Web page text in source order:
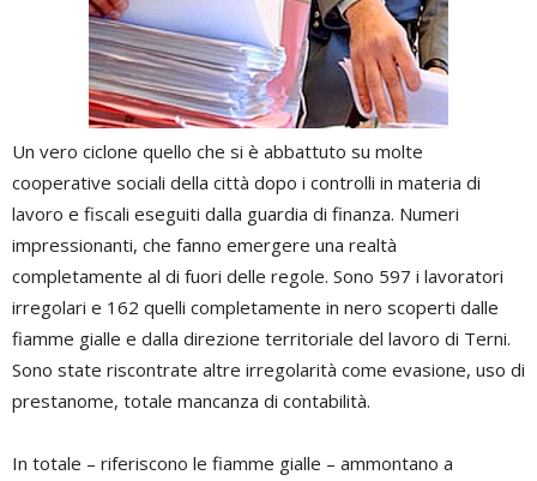
Un vero ciclone quello che si è abbattuto su molte
cooperative sociali della città dopo i controlli in materia di
lavoro e fiscali eseguiti dalla guardia di finanza. Numeri
impressionanti, che fanno emergere una realtà
completamente al di fuori delle regole. Sono 597 i lavoratori
irregolari e 162 quelli completamente in nero scoperti dalle
fiamme gialle e dalla direzione territoriale del lavoro di Terni.
Sono state riscontrate altre irregolarità come evasione, uso di
prestanome, totale mancanza di contabilità.
In totale – riferiscono le fiamme gialle – ammontano a